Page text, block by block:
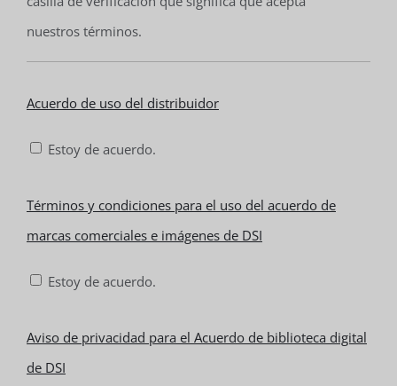
nuestros términos.
uso
distribuidor
Acuerdo de uso del distribuidor
Estoy de acuerdo.
para
Términos y condiciones para el uso del acuerdo de
marcas comerciales e imágenes de DSI
Estoy de acuerdo.
de
Aviso de privacidad para el Acuerdo de biblioteca digital
de DSI